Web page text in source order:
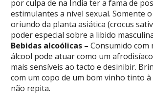
por culpa de na Índia ter a fama de
estimulantes a nível sexual. Somente
oriundo da planta asiática (crocus
poder especial sobre a libido
Bebidas alcoólicas –Consumido com
álcool pode atuar como um
mais sensíveis ao tacto e desinibir.
com um copo de um bom vinho tinto à
não repita.